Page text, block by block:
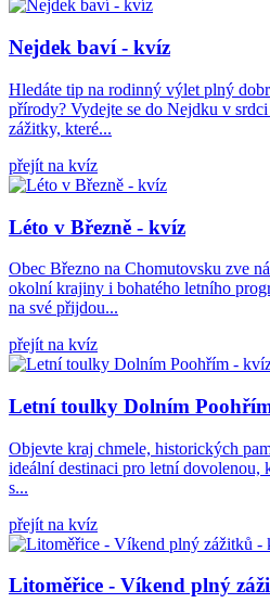
Nejdek baví - kvíz
Hledáte tip na rodinný výlet plný
přírody? Vydejte se do Nejdku v
zážitky, které...
přejít na kvíz
Léto v Březně - kvíz
Obec Březno na Chomutovsku zve
okolní krajiny i bohatého letního
na své přijdou...
přejít na kvíz
Letní toulky Dolním
Objevte kraj chmele, historických
ideální destinaci pro letní dovolenou,
s...
přejít na kvíz
Litoměřice - Víkend plný